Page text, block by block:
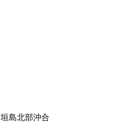
島北部沖合